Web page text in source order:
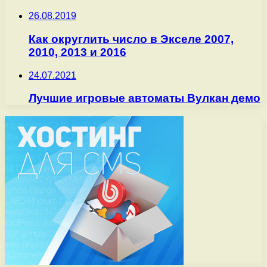
26.08.2019
Как округлить число в Экселе 2007,
2010, 2013 и 2016
24.07.2021
Лучшие игровые автоматы Вулкан демо